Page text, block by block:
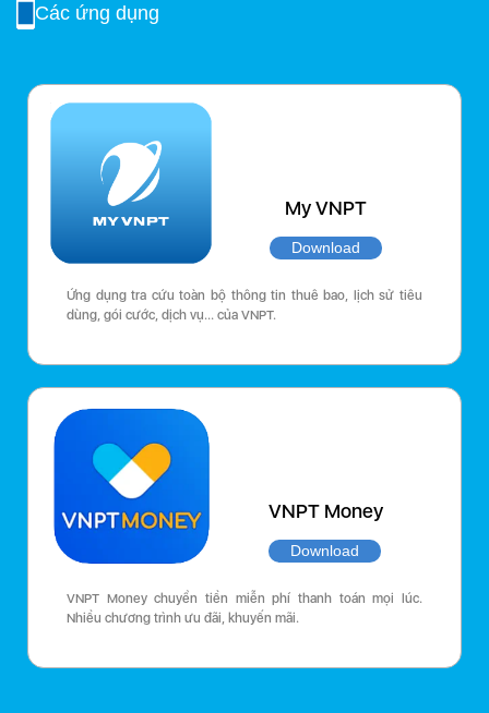
Các ứng dụng
My VNPT
Download
Ứng dụng tra cứu toàn bộ thông tin thuê bao, lịch sử tiêu
dùng, gói cước, dịch vụ… của VNPT.
VNPT Money
Download
VNPT Money chuyển tiền miễn phí thanh toán mọi lúc.
Nhiều chương trình ưu đãi, khuyến mãi.